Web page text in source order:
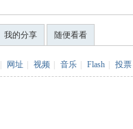
我的分享 随便看看
网址 视频 音乐 Flash 投票